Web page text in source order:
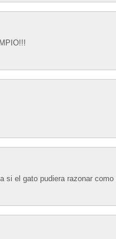
si el gato pudiera razonar